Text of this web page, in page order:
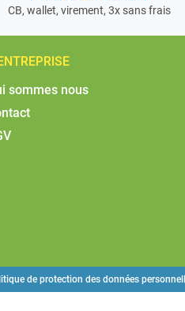
CB, wallet, virement, 3x sans frais
sommes nous
de protection des données